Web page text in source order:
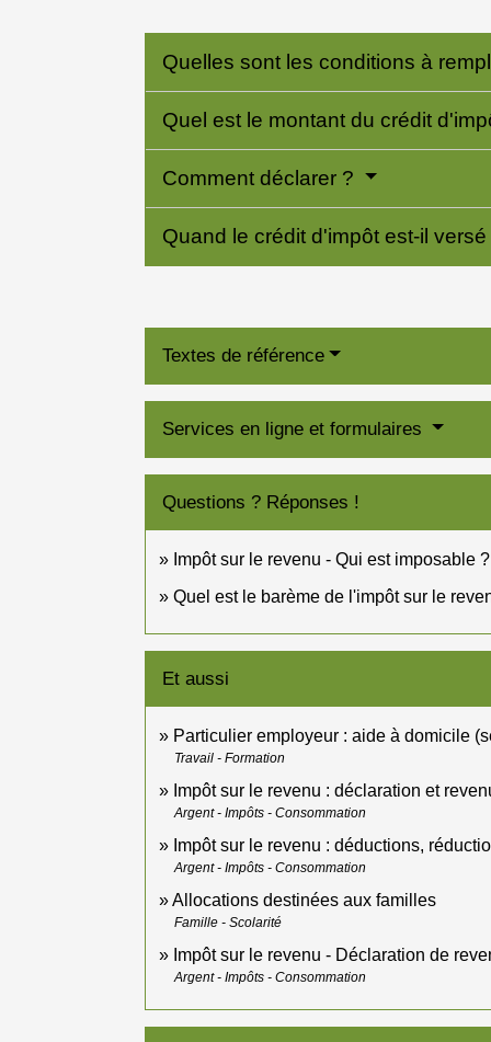
Quelles sont les conditions à
Quel est le montant du crédit
Comment déclarer ?
Quand le crédit d'impôt est-il versé
Textes de référence
Services en ligne et formulaires
Questions ? Réponses !
Impôt sur le revenu - Qui est imposable ?
Quel est le barème de l'impôt sur le
Et aussi
Particulier employeur : aide à domicile
Travail - Formation
Impôt sur le revenu : déclaration et
Argent - Impôts - Consommation
Impôt sur le revenu : déductions,
Argent - Impôts - Consommation
Allocations destinées aux familles
Famille - Scolarité
Impôt sur le revenu - Déclaration de
Argent - Impôts - Consommation